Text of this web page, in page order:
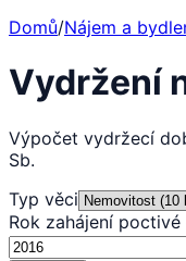
Domů/Nájem a
Vydržení
Výpočet vydržecí
Sb.
Typ věci
Rok zahájení